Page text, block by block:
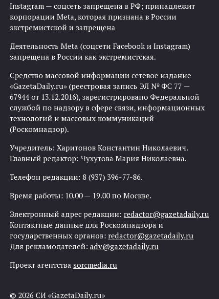
Instagram — соцсеть запрещена в РФ; принадлежит
корпорации Meta, которая признана в России
экстремистской и запрещена
Деятельность Meta (соцсети Facebook и Instagram)
запрещена в России как экстремистская.
Средство массовой информации сетевое издание
«GazetaDaily.ru» (реестровая запись ЭЛ № ФС 77 —
67944 от 13.12.2016), зарегистрировано Федеральной
службой по надзору в сфере связи, информационных
технологий и массовых коммуникаций
(Роскомнадзор).
Учредитель: Харитонов Константин Николаевич.
Главный редактор: Чухутова Мария Николаевна.
Телефон редакции: 8 (937) 396-77-86.
Время работы: 10.00 — 19.00 по Москве.
Электронный адрес редакции: redactor@gazetadaily.ru
Контактные данные для Роскомнадзора и
государственных органов: redactor@gazetadaily.ru
Для рекламодателей: adv@gazetadaily.ru
Проект агентства sorcmedia.ru
© 2026 СИ «GazetaDaily.ru»